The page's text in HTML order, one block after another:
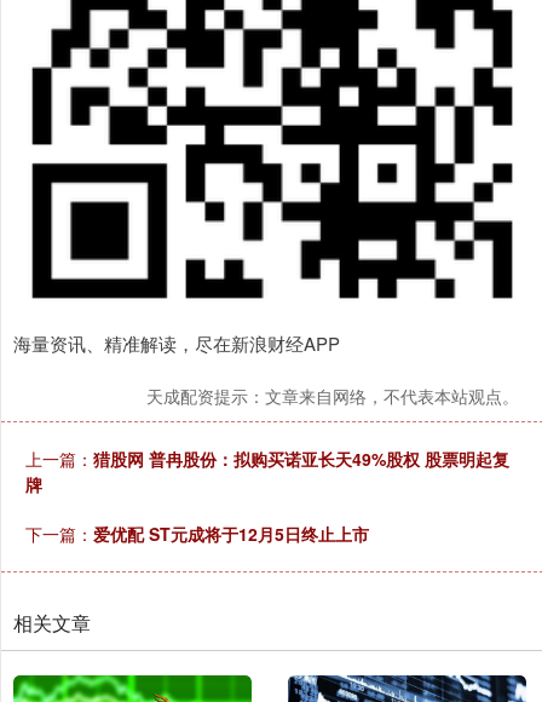
海量资讯、精准解读，尽在新浪财经APP
天成配资提示：文章来自网络，不代表本站观点。
上一篇： 猎股网 普冉股份：拟购买诺亚长天49%股权 股票明起复
牌
下一篇： 爱优配 ST元成将于12月5日终止上市
相关文章